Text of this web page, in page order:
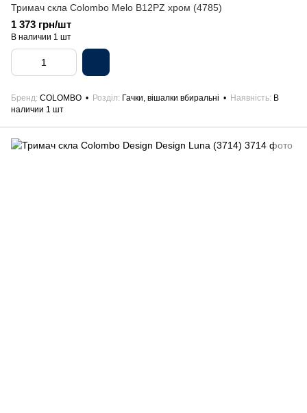
Тримач скла Colombo Melo B12PZ хром (4785)
1 373 грн/шт
В наличии 1 шт
Бренд COLOMBO Розділ Гачки, вішалки вбиральні Наявність В
наличии 1 шт